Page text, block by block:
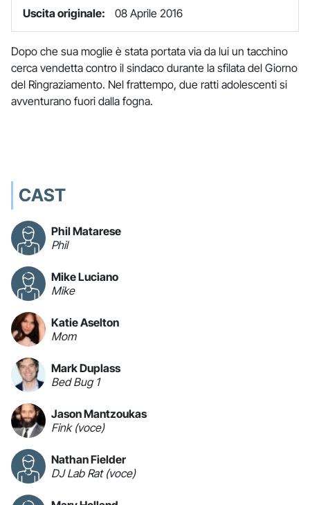
Uscita originale: 08 Aprile 2016
Dopo che sua moglie è stata portata via da lui un tacchino
cerca vendetta contro il sindaco durante la sfilata del Giorno
del Ringraziamento. Nel frattempo, due ratti adolescenti si
avventurano fuori dalla fogna.
CAST
Phil Matarese
Phil
Mike Luciano
Mike
Katie Aselton
Mom
Mark Duplass
Bed Bug 1
Jason Mantzoukas
Fink (voce)
Nathan Fielder
DJ Lab Rat (voce)